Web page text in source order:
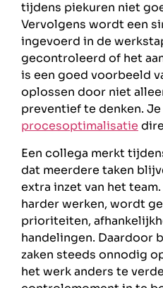
tijdens piekuren niet
Vervolgens wordt een
ingevoerd in de
gecontroleerd of het
is een goed voorbeeld
oplossen door niet
preventief te denken.
procesoptimalisatie
Een collega merkt
dat meerdere taken
extra inzet van het
harder werken, wordt
prioriteiten,
handelingen. Daardoor
zaken steeds onnodig
het werk anders te